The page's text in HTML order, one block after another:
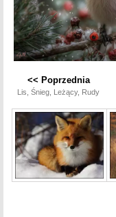
<< Poprzednia
Lis, Śnieg, Leżący, Rudy